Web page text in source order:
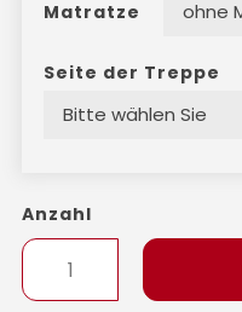
Matratze
Seite der Treppe
Anzahl